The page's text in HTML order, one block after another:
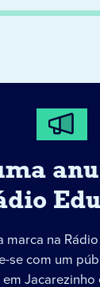
marca na
se com um
Jacarezinho